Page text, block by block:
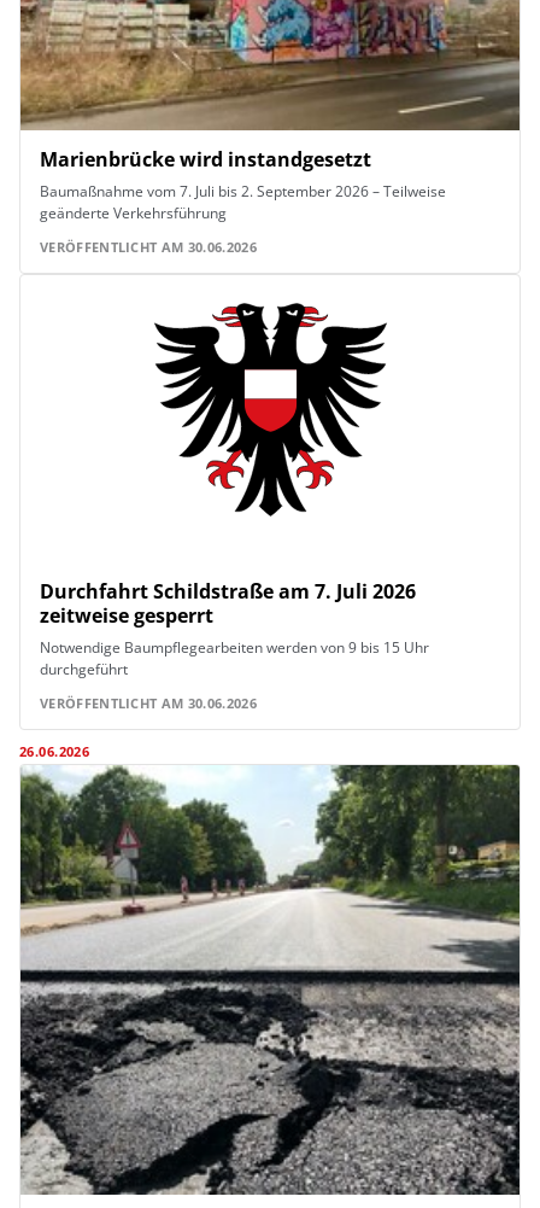
Marienbrücke wird instandgesetzt
Baumaßnahme vom 7. Juli bis 2. September 2026 – Teilweise
geänderte Verkehrsführung
VERÖFFENTLICHT AM 30.06.2026
Durchfahrt Schildstraße am 7. Juli 2026
zeitweise gesperrt
Notwendige Baumpflegearbeiten werden von 9 bis 15 Uhr
durchgeführt
VERÖFFENTLICHT AM 30.06.2026
26.06.2026